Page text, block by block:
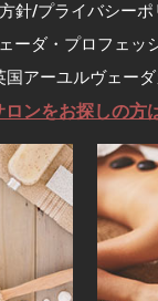
針/プライバシーポ
ーダ・プロフェッ
国アーユルヴェー
ロンをお探しの方